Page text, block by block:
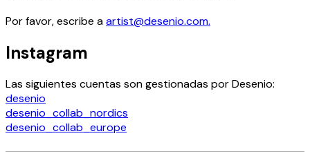
Por favor, escribe aartist@desenio.com.
Instagram
Las siguientes cuentas son gestionadas por Desenio:
desenio
desenio_collab_nordics
desenio_collab_europe